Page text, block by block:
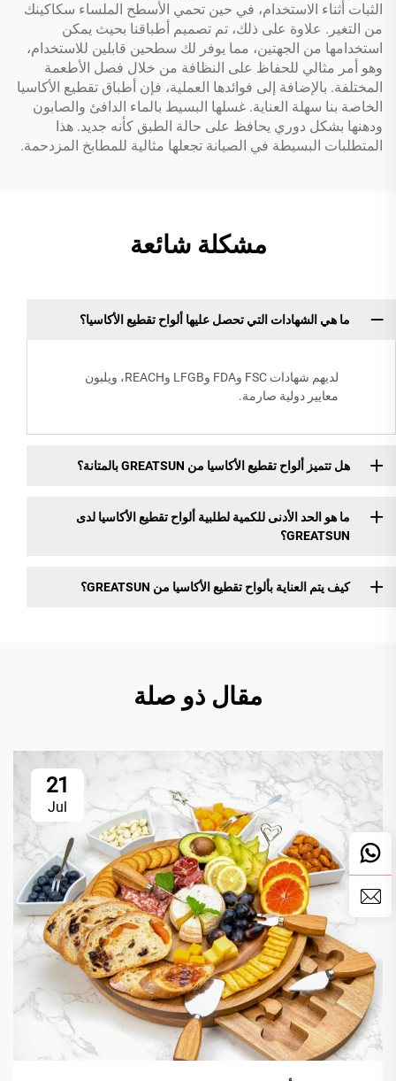
الثبات أثناء الاستخدام، في حين تحمي الأسطح الملساء سكاكينك
من التغير. علاوة على ذلك، تم تصميم أطباقنا بحيث يمكن
استخدامها من الجهتين، مما يوفر لك سطحين قابلين للاستخدام،
وهو أمر مثالي للحفاظ على النظافة من خلال فصل الأطعمة
المختلفة. بالإضافة إلى فوائدها العملية، فإن أطباق تقطيع الأكاسيا
الخاصة بنا سهلة العناية. غسلها البسيط بالماء الدافئ والصابون
ودهنها بشكل دوري يحافظ على حالة الطبق كأنه جديد. هذا
المتطلبات البسيطة في الصيانة تجعلها مثالية للمطابخ المزدحمة.
مشكلة شائعة
ما هي الشهادات التي تحصل عليها ألواح تقطيع الأكاسيا؟
لديهم شهادات FSC وFDA وLFGB وREACH، ويلبون
معايير دولية صارمة.
هل تتميز ألواح تقطيع الأكاسيا من GREATSUN بالمتانة؟
ما هو الحد الأدنى للكمية لطلبية ألواح تقطيع الأكاسيا لدى
GREATSUN؟
كيف يتم العناية بألواح تقطيع الأكاسيا من GREATSUN؟
مقال ذو صلة
21
Jul